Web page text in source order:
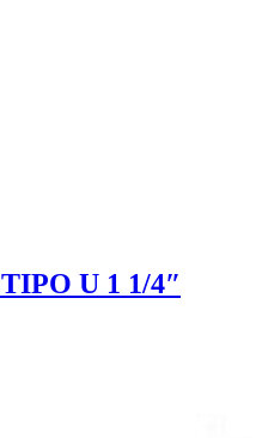
U 1 1/4″